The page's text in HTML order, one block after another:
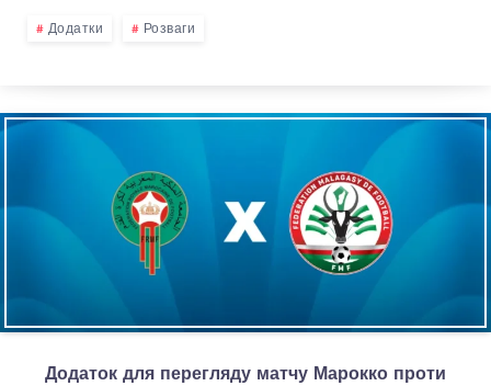
Додатки Розваги
Додаток для перегляду матчу Марокко проти